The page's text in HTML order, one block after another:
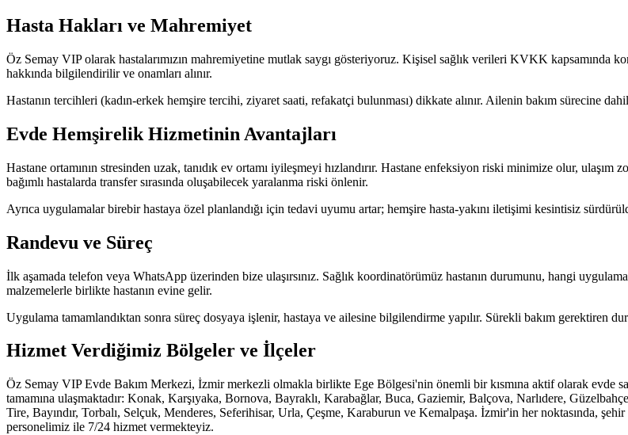
Hasta Hakları ve Mahremiyet
Öz Semay VIP olarak hastalarımızın mahremiyetine mutlak saygı gösteriyoruz. Kişisel sağlık verileri KVKK kapsamında
hakkında bilgilendirilir ve onamları alınır.
Hastanın tercihleri (kadın-erkek hemşire tercihi, ziyaret saati, refakatçi bulunması) dikkate alınır. Ailenin bakım sürecine
Evde Hemşirelik Hizmetinin Avantajları
Hastane ortamının stresinden uzak, tanıdık ev ortamı iyileşmeyi hızlandırır. Hastane enfeksiyon riski minimize olur,
bağımlı hastalarda transfer sırasında oluşabilecek yaralanma riski önlenir.
Ayrıca uygulamalar birebir hastaya özel planlandığı için tedavi uyumu artar; hemşire hasta-yakını iletişimi kesintisiz
Randevu ve Süreç
İlk aşamada telefon veya WhatsApp üzerinden bize ulaşırsınız. Sağlık koordinatörümüz hastanın durumunu, hangi
malzemelerle birlikte hastanın evine gelir.
Uygulama tamamlandıktan sonra süreç dosyaya işlenir, hastaya ve ailesine bilgilendirme yapılır. Sürekli bakım gerektiren
Hizmet Verdiğimiz Bölgeler ve İlçeler
Öz Semay VIP Evde Bakım Merkezi, İzmir merkezli olmakla birlikte Ege Bölgesi'nin önemli bir kısmına aktif olarak evde
tamamına ulaşmaktadır: Konak, Karşıyaka, Bornova, Bayraklı, Karabağlar, Buca, Gaziemir, Balçova, Narlıdere,
Tire, Bayındır, Torbalı, Selçuk, Menderes, Seferihisar, Urla, Çeşme, Karaburun ve Kemalpaşa. İzmir'in her noktasında,
personelimiz ile 7/24 hizmet vermekteyiz.